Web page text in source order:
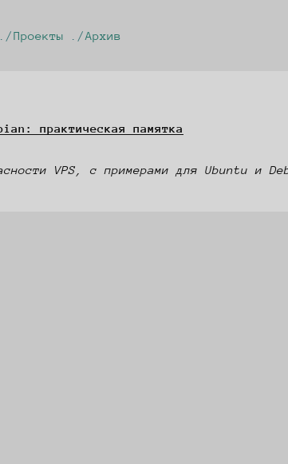
Проекты Архив
практическая памятка
VPS, с примерами для Ubuntu и